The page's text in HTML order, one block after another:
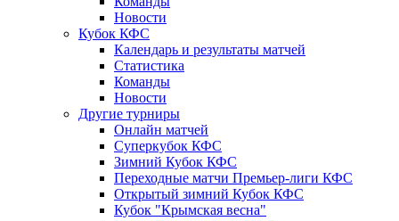
Новости
Кубок КФС
Календарь и результаты матчей
Статистика
Команды
Новости
Другие турниры
Онлайн матчей
Суперкубок КФС
Зимний Кубок КФС
Переходные матчи Премьер-лиги КФС
Открытый зимний Кубок КФС
Кубок "Крымская весна"